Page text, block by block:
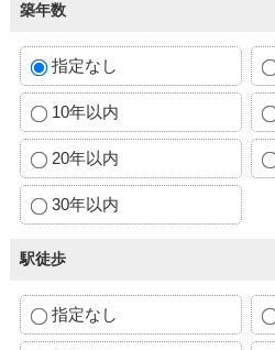
築年数
指定なし
10年以内
20年以内
30年以内
駅徒歩
指定なし